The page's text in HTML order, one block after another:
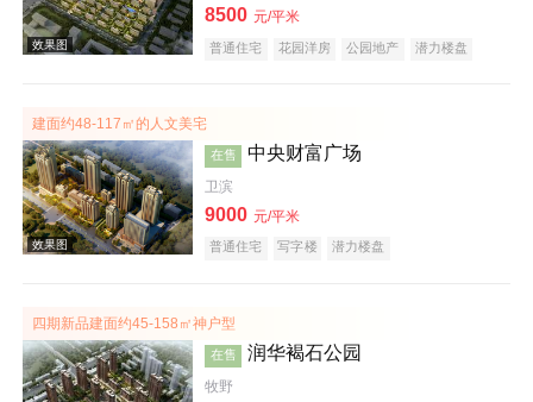
效果图
8500 元/平米
普通住宅 花园洋房 公园地产
潜力楼盘
建面约48-117㎡的人文美宅
在售 中央财富广场
卫滨
9000 元/平米
普通住宅 写字楼 潜力楼盘
四期新品建面约45-158㎡神户型
在售 润华褐石公园
牧野